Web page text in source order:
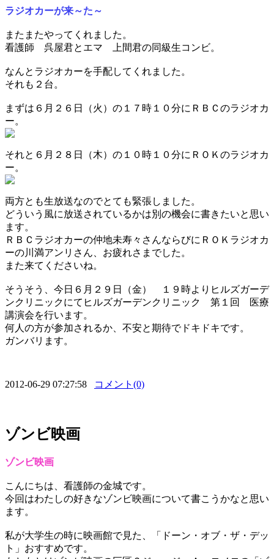
ラジオカーが来～た～
またまたやってくれました。
看護師 呉屋君とエマ 上間君の同級生コンビ。
なんとラジオカーを手配してくれました。
それも２台。
まずは６月２６日（火）の１７時１０分にＲＢＣのラジオカ
ー。
それと６月２８日（木）の１０時１０分にＲＯＫのラジオカ
ー。
両方とも生放送なのでとても緊張しました。
どういう風に放送されているかは別の機会に書きたいと思い
ます。
ＲＢＣラジオカーの仲地未寿々さんならびにＲＯＫラジオカ
ーの川満アンリさん、お疲れさまでした。
また来てくださいね。
そうそう、今日６月２９日（金） １９時よりヒルズガーデ
ンクリニックにてヒルズガーデンクリニック 第１回 医療
講演会を行います。
何人の方が参加されるか、不安と期待でドキドキです。
ガンバリます。
2012-06-29 07:27:58 コメント(0)
ゾンビ映画
ゾンビ映画
こんにちは、看護師の金城です。
今回はわたしの好きなゾンビ映画について書こうかなと思い
ます。
私が大学生の時に映画館で見た、「ドーン・オブ・ザ・デッ
ト」おすすめです。